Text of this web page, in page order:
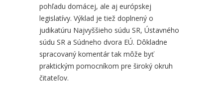
39,00 € s DPH
37,14 € bez DPH
pohľadu domácej, ale aj európskej
legislatívy. Výklad je tiež doplnený o
judikatúru Najvyššieho súdu SR, Ústavného
súdu SR a Súdneho dvora EÚ. Dôkladne
spracovaný komentár tak môže byť
praktickým pomocníkom pre široký okruh
čitateľov.